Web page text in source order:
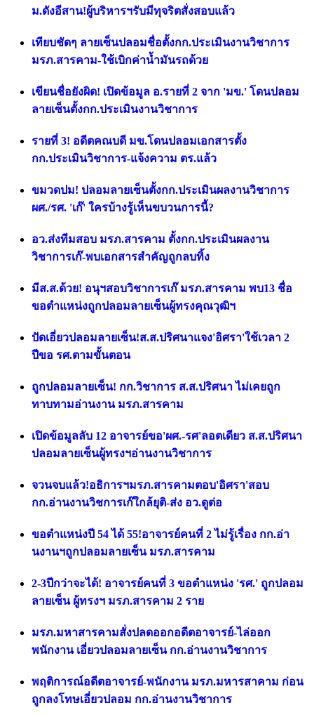
ม.ดังอีสาน!ผู้บริหารฯรับมีทุจริตสั่งสอบแล้ว
เทียบชัดๆ ลายเซ็นปลอมชื่อตั้งกก.ประเมินงานวิชาการ
มรภ.สารคาม-ใช้เบิกค่าน้ำมันรถด้วย
เขียนชื่อยังผิด! เปิดข้อมูล อ.รายที่ 2 จาก 'มข.' โดนปลอม
ลายเซ็นตั้งกก.ประเมินงานวิชาการ
รายที่ 3! อดีตคณบดี มข.โดนปลอมเอกสารตั้ง
กก.ประเมินวิชาการ-แจ้งความ ตร.แล้ว
ขมวดปม! ปลอมลายเซ็นตั้งกก.ประเมินผลงานวิชาการ
ผศ./รศ. 'เก๊' ใครบ้างรู้เห็นขบวนการนี้?
อว.ส่งทีมสอบ มรภ.สารคาม ตั้งกก.ประเมินผลงาน
วิชาการเก๊-พบเอกสารสำคัญถูกลบทิ้ง
มีส.ส.ด้วย! อนุฯสอบวิชาการเก๊ มรภ.สารคาม พบ13 ชื่อ
ขอตำแหน่งถูกปลอมลายเซ็นผู้ทรงคุณวุฒิฯ
ปัดเอี่ยวปลอมลายเซ็น!ส.ส.ปริศนาแจง'อิศรา'ใช้เวลา 2
ปีขอ รศ.ตามขั้นตอน
ถูกปลอมลายเซ็น! กก.วิชาการ ส.ส.ปริศนา ไม่เคยถูก
ทาบทามอ่านงาน มรภ.สารคาม
เปิดข้อมูลลับ 12 อาจารย์ขอ'ผศ.-รศ'ลอตเดียว ส.ส.ปริศนา
ปลอมลายเซ็นผู้ทรงฯอ่านงานวิชาการ
จวนจบแล้ว!อธิการฯมรภ.สารคามตอบ'อิศรา'สอบ
กก.อ่านงานวิชการเก๊ใกล้ยุติ-ส่ง อว.ดูต่อ
ขอตำแหน่งปี 54 ได้ 55!อาจารย์คนที่ 2 ไม่รู้เรื่อง กก.อ่า
นงานฯถูกปลอมลายเซ็น มรภ.สารคาม
2-3ปีกว่าจะได้! อาจารย์คนที่ 3 ขอตำแหน่ง 'รศ.' ถูกปลอม
ลายเซ็น ผู้ทรงฯ มรภ.สารคาม 2 ราย
มรภ.มหาสารคามสั่งปลดออกอดีตอาจารย์-ไล่ออก
พนักงาน เอี่ยวปลอมลายเซ็น กก.อ่านงานวิชาการ
พฤติการณ์อดีตอาจารย์-พนักงาน มรภ.มหารสาคาม ก่อน
ถูกลงโทษเอี่ยวปลอม กก.อ่านงานวิชาการ